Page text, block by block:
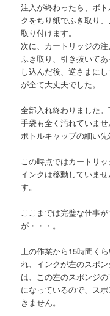
注入が終わったら、ボ
クをちり紙でふき取り
取り付けます。
次に、カートリッジの
ふき取り、引き抜いて
し込んだ後、逆さまに
が全て大丈夫でした。
全部入れ終わりました。
手袋も全く汚れていま
ボトルキャップの細い先
この時点ではカートリ
インクは移動していま
す。
ここまでは完璧な仕事
が・・・。
上の作業から15時間く
れ、インクが左のスポ
は、この左のスポンジ
になっているので、ス
きません。